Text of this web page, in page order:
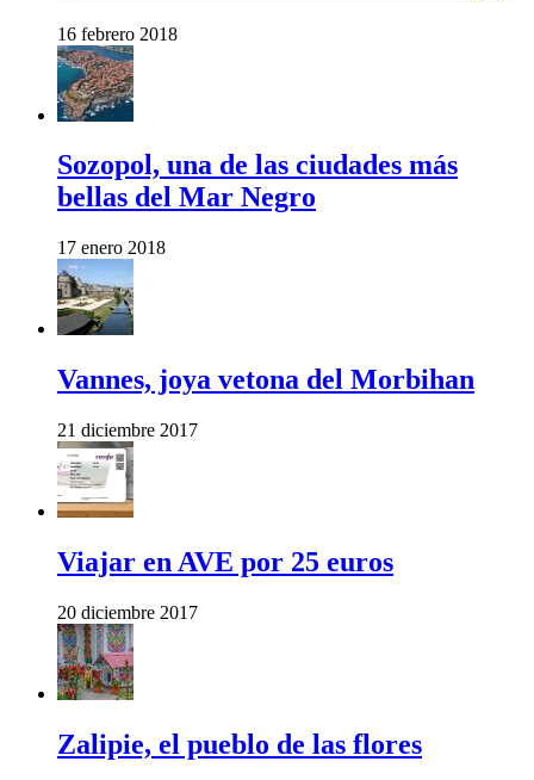
16 febrero 2018
Sozopol, una de las ciudades más
bellas del Mar Negro
17 enero 2018
Vannes, joya vetona del Morbihan
21 diciembre 2017
Viajar en AVE por 25 euros
20 diciembre 2017
Zalipie, el pueblo de las flores